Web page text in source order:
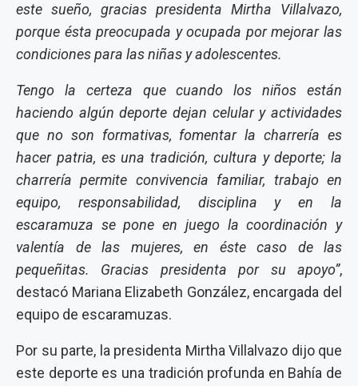
este sueño, gracias presidenta Mirtha Villalvazo,
porque ésta preocupada y ocupada por mejorar las
condiciones para las niñas y adolescentes.
Tengo la certeza que cuando los niños están
haciendo algún deporte dejan celular y actividades
que no son formativas, fomentar la charrería es
hacer patria, es una tradición, cultura y deporte; la
charrería permite convivencia familiar, trabajo en
equipo, responsabilidad, disciplina y en la
escaramuza se pone en juego la coordinación y
valentía de las mujeres, en éste caso de las
pequeñitas. Gracias presidenta por su apoyo”,
destacó Mariana Elizabeth González, encargada del
equipo de escaramuzas.
Por su parte, la presidenta Mirtha Villalvazo dijo que
este deporte es una tradición profunda en Bahía de